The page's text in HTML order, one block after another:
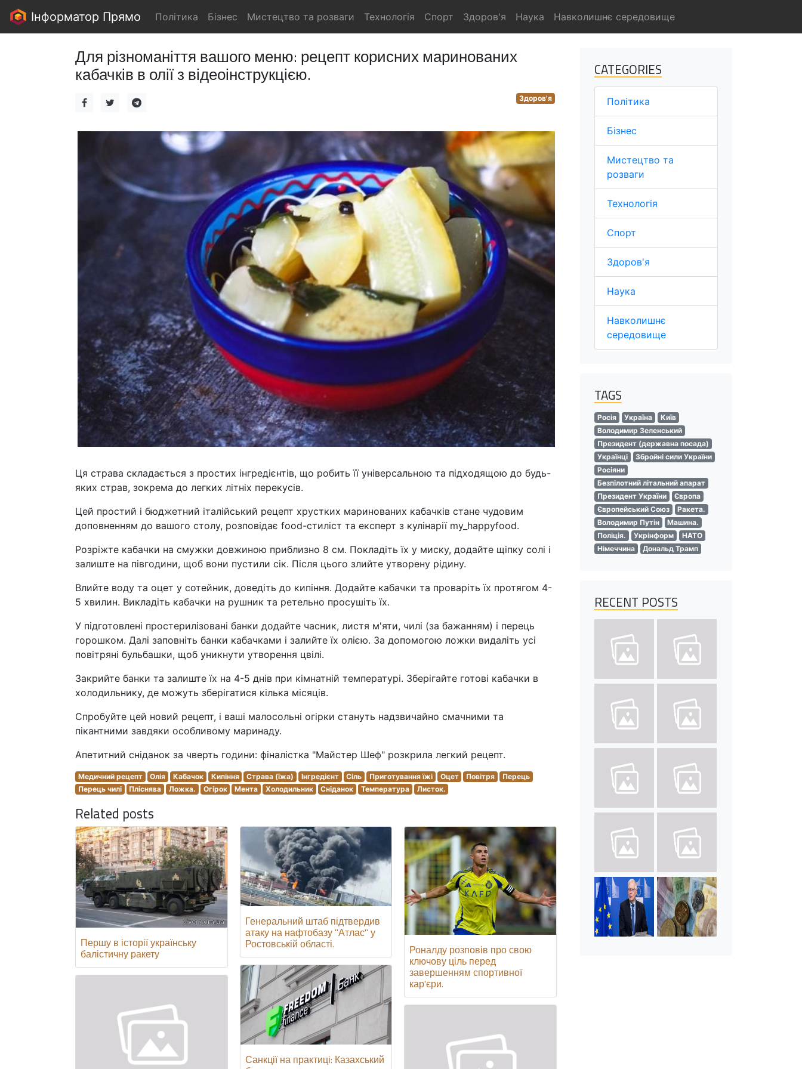
Інформатор Прямо Політика Бізнес Мистецтво та розваги Технологія Спорт Здоров'я Наука Навколишнє середовище
Для різноманіття вашого меню: рецепт корисних маринованих
кабачків в олії з відеоінструкцією.
Здоров'я
Ця страва складається з простих інгредієнтів, що робить її універсальною та підходящою до будь-
яких страв, зокрема до легких літніх перекусів.
Цей простий і бюджетний італійський рецепт хрустких маринованих кабачків стане чудовим
доповненням до вашого столу, розповідає food-стиліст та експерт з кулінарії my_happyfood.
Розріжте кабачки на смужки довжиною приблизно 8 см. Покладіть їх у миску, додайте щіпку солі і
залиште на півгодини, щоб вони пустили сік. Після цього злийте утворену рідину.
Влийте воду та оцет у сотейник, доведіть до кипіння. Додайте кабачки та проваріть їх протягом 4-
5 хвилин. Викладіть кабачки на рушник та ретельно просушіть їх.
У підготовлені простерилізовані банки додайте часник, листя м'яти, чилі (за бажанням) і перець
горошком. Далі заповніть банки кабачками і залийте їх олією. За допомогою ложки видаліть усі
повітряні бульбашки, щоб уникнути утворення цвілі.
Закрийте банки та залиште їх на 4-5 днів при кімнатній температурі. Зберігайте готові кабачки в
холодильнику, де можуть зберігатися кілька місяців.
Спробуйте цей новий рецепт, і ваші малосольні огірки стануть надзвичайно смачними та
пікантними завдяки особливому маринаду.
Апетитний сніданок за чверть години: фіналістка "Майстер Шеф" розкрила легкий рецепт.
Медичний рецепт Олія Кабачок Кипіння Страва (їжа) Інгредієнт Сіль Приготування їжі Оцет Повітря
Перець
Перець чилі
Пліснява Ложка. Огірок Мента Холодильник Сніданок Температура Листок.
Related posts
Першу в історії українську
балістичну ракету
Генеральний штаб підтвердив
атаку на нафтобазу "Атлас" у
Ростовській області.
Санкції на практиці: Казахський
Роналду розповів про свою
ключову ціль перед
завершенням спортивної
кар'єри.
CATEGORIES
Політика
Бізнес
Мистецтво та
розваги
Технологія
Спорт
Здоров'я
Наука
Навколишнє
середовище
TAGS
Росія Україна
Київ
Володимир Зеленський
Президент (державна посада)
Українці
Збройні сили України
Росіяни
Безпілотний літальний апарат
Президент України
Європа
Європейський Союз
Ракета.
Володимир Путін
Машина.
Поліція.
Укрінформ
НАТО
Німеччина
Дональд Трамп
RECENT POSTS